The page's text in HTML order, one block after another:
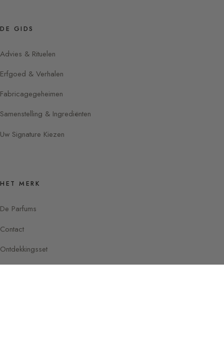
DE GIDS
Advies & Rituelen
Erfgoed & Verhalen
Fabricagegeheimen
Samenstelling & Ingrediënten
Uw Signature Kiezen
HET MERK
De Parfums
Contact
Ontdekkingsset